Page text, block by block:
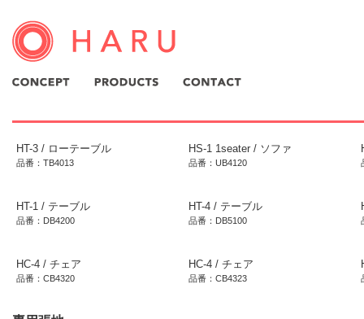
HT-3 / ローテーブル
品番：TB4013
HS-1 1seater / ソファ
品番：UB4120
HT-1 / テーブル
品番：DB4200
HT-4 / テーブル
品番：DB5100
HC-4 / チェア
品番：CB4320
HC-4 / チェア
品番：CB4323